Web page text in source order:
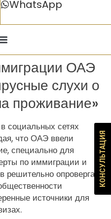
WhatsApp
ОАЭ
слухи о
проживание»
социальных сетях
что ОАЭ ввели
специально для
по иммиграции и
решительно опровергают
источники для
КОНСУЛЬТАЦИЯ